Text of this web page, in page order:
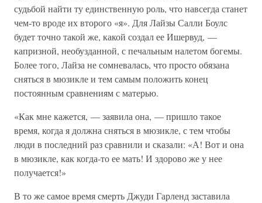
судьбой найти ту единственную роль, что навсегда станет
чем-то вроде их второго «я». Для Лайзы Салли Боулс
будет точно такой же, какой создал ее Ишервуд, —
капризной, необузданной, с печальным налетом богемы.
Более того, Лайза не сомневалась, что просто обязана
сняться в мюзикле и тем самым положить конец
постоянным сравнениям с матерью.
«Как мне кажется, — заявила она, — пришло такое
время, когда я должна сняться в мюзикле, с тем чтобы
люди в последний раз сравнили и сказали: «А! Вот и она
в мюзикле, как когда-то ее мать! И здорово же у нее
получается!»
В то же самое время смерть Джуди Гарленд заставила